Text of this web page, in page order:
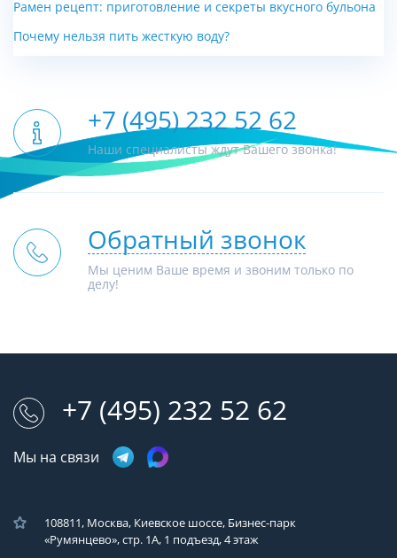
Рамен рецепт: приготовление и секреты вкусного бульона
Почему нельзя пить жесткую воду?
+7 (495) 232 52 62
Наши специалисты ждут Вашего звонка!
Обратный звонок
Мы ценим Ваше время и звоним только по
делу!
+7 (495) 232 52 62
Мы на связи
108811, Москва, Киевское шоссе, Бизнес-парк
«Румянцево», стр. 1А, 1 подъезд, 4 этаж